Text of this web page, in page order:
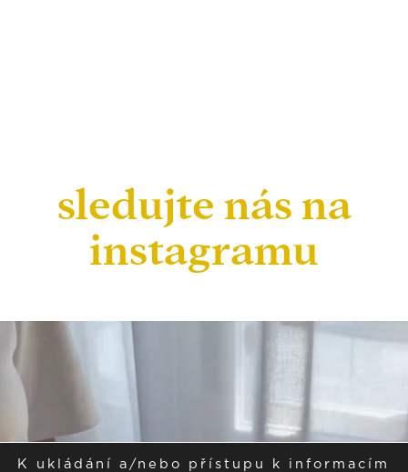
sledujte nás na
instagramu
K ukládání a/nebo přístupu k informacím